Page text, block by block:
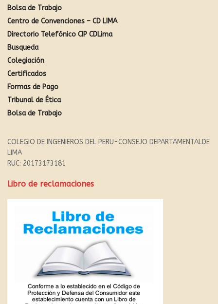
Bolsa de Trabajo
Centro de Convenciones – CD LIMA
Directorio Telefónico CIP CDLima
Busqueda
Colegiación
Certificados
Formas de Pago
Tribunal de Ética
Bolsa de Trabajo
COLEGIO DE INGENIEROS DEL PERU-CONSEJO DEPARTAMENTALDE
LIMA
RUC: 20173173181
Libro de reclamaciones